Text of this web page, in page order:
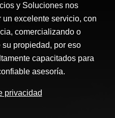
y Soluciones nos
excelente servicio, con
comercializando o
propiedad, por eso
capacitados para
asesoría.
privacidad